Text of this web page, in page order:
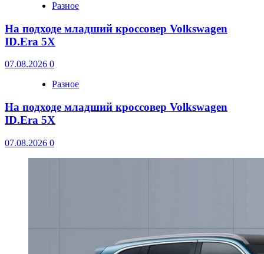
Разное
На подходе младший кроссовер Volkswagen
ID.Era 5X
07.08.2026 0
Разное
На подходе младший кроссовер Volkswagen
ID.Era 5X
07.08.2026 0